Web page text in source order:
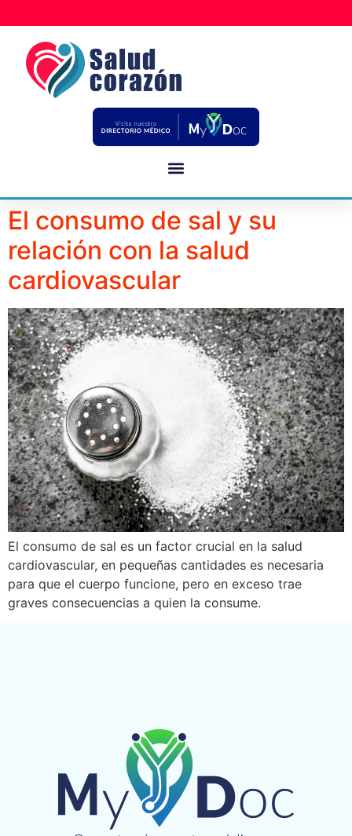
El consumo de sal y su
relación con la salud
cardiovascular
El consumo de sal es un factor crucial en la salud
cardiovascular, en pequeñas cantidades es necesaria
para que el cuerpo funcione, pero en exceso trae
graves consecuencias a quien la consume.